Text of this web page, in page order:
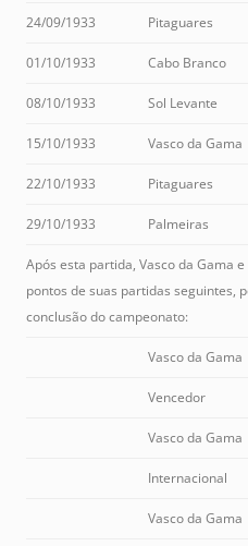
24/09/1933 Pitaguares
01/10/1933 Cabo Branco
08/10/1933 Sol Levante
15/10/1933 Vasco da Gama
22/10/1933 Pitaguares
29/10/1933 Palmeiras
Após esta partida, Vasco da Gama
pontos de suas partidas seguintes,
conclusão do campeonato:
Vasco da Gama
Vencedor
Vasco da Gama
Internacional
Vasco da Gama